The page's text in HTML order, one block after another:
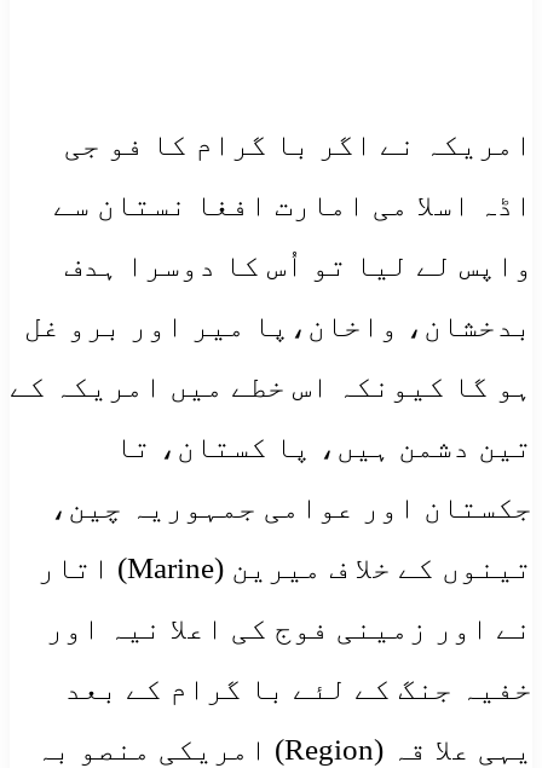
امریکہ نے اگر با گرام کا فو جی
اڈہ اسلا می امارت افغا نستان سے
واپس لے لیا تو اُس کا دوسرا ہدف
بدخشان، واخان،پا میر اور برو غل
ہو گا کیونکہ اس خطے میں امریکہ کے
تین دشمن ہیں، پا کستان، تا
جکستان اور عوامی جمہوریہ چین،
تینوں کے خلا ف میرین (Marine) اتار
نے اور زمینی فوج کی اعلا نیہ اور
خفیہ جنگ کے لئے با گرام کے بعد
یہی علا قہ (Region) امریکی منصو بہ